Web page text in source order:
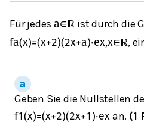
Für jedesa∈ ℝ ist durch die
fa(x)=(x+2)(2x+a)⋅ex,x∈ ℝ,
Geben Sie die Nullstellen
f1 (x)=(x+2)(2x+1 )⋅ex an. (1